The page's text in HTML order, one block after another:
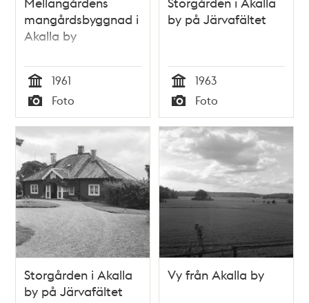
mangårdsbyggnad i
Akalla by
Tid
1961
Typ
Foto
by på Järvafältet
Tid
1963
Typ
Foto
Storgården i Akalla
by på Järvafältet
Vy från Akalla by